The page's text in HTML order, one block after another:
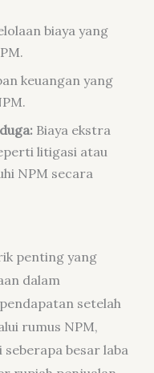
biaya yang
keuangan yang
Biaya ekstra
litigasi atau
NPM secara
penting yang
dalam
setelah
rumus NPM,
besar laba